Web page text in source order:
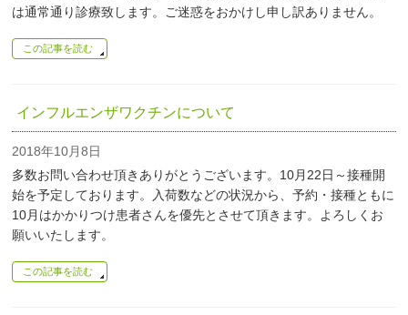
は通常通り診療致します。ご迷惑をおかけし申し訳ありません。
この記事を読む
インフルエンザワクチンについて
2018年10月8日
多数お問い合わせ頂きありがとうございます。10月22日～接種開
始を予定しております。入荷数などの状況から、予約・接種ともに
10月はかかりつけ患者さんを優先とさせて頂きます。よろしくお
願いいたします。
この記事を読む